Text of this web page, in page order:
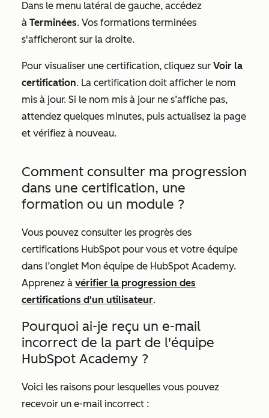
Dans le menu latéral de gauche, accédez
à Terminées. Vos formations terminées
s'afficheront sur la droite.
Pour visualiser une certification, cliquez sur Voir la
certification. La certification doit afficher le nom
mis à jour. Si le nom mis à jour ne s’affiche pas,
attendez quelques minutes, puis actualisez la page
et vérifiez à nouveau.
Comment consulter ma progression
dans une certification, une
formation ou un module ?
Vous pouvez consulter les progrès des
certifications HubSpot pour vous et votre équipe
dans l’onglet Mon équipe de HubSpot Academy.
Apprenez à vérifier la progression des
certifications d'un utilisateur.
Pourquoi ai-je reçu un e-mail
incorrect de la part de l'équipe
HubSpot Academy ?
Voici les raisons pour lesquelles vous pouvez
recevoir un e-mail incorrect :